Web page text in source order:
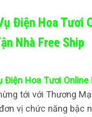
Điện Hoa Tươi
Nhà Free Ship
Điện Hoa Tươi
tới với Thương
vị chức năng bậc